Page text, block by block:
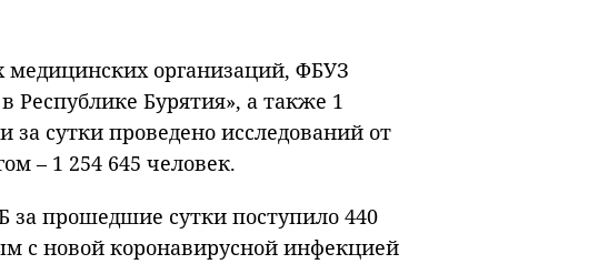
медицинских организаций, ФБУЗ
Республике Бурятия», а также 1
сутки проведено исследований от
– 1 254 645 человек.
прошедшие сутки поступило 440
с новой коронавирусной инфекцией